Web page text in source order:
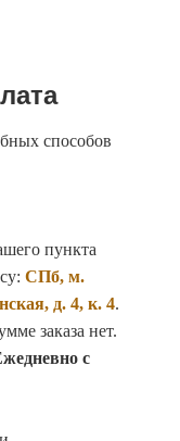
способов
пункта
СПб, м.
д. 4, к. 4.
заказа нет.
с